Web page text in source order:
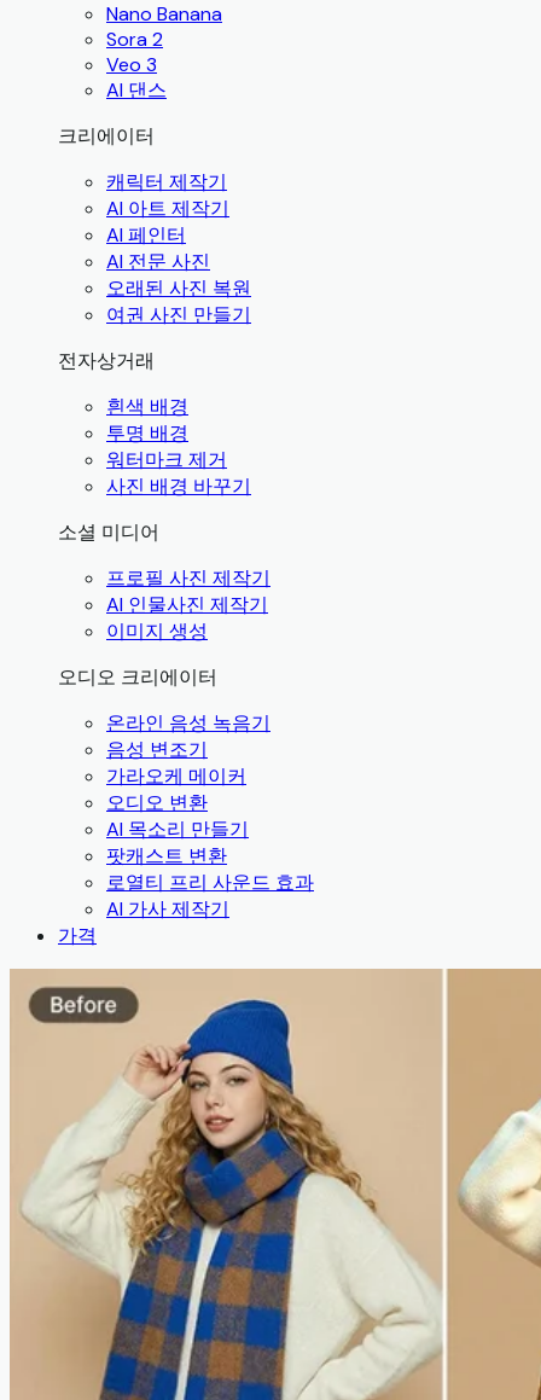
Nano Banana
Sora 2
Veo 3
AI 댄스
크리에이터
캐릭터 제작기
AI 아트 제작기
AI 페인터
AI 전문 사진
오래된 사진 복원
여권 사진 만들기
전자상거래
흰색 배경
투명 배경
워터마크 제거
사진 배경 바꾸기
소셜 미디어
프로필 사진 제작기
AI 인물사진 제작기
이미지 생성
오디오 크리에이터
온라인 음성 녹음기
음성 변조기
가라오케 메이커
오디오 변환
AI 목소리 만들기
팟캐스트 변환
로열티 프리 사운드 효과
AI 가사 제작기
가격